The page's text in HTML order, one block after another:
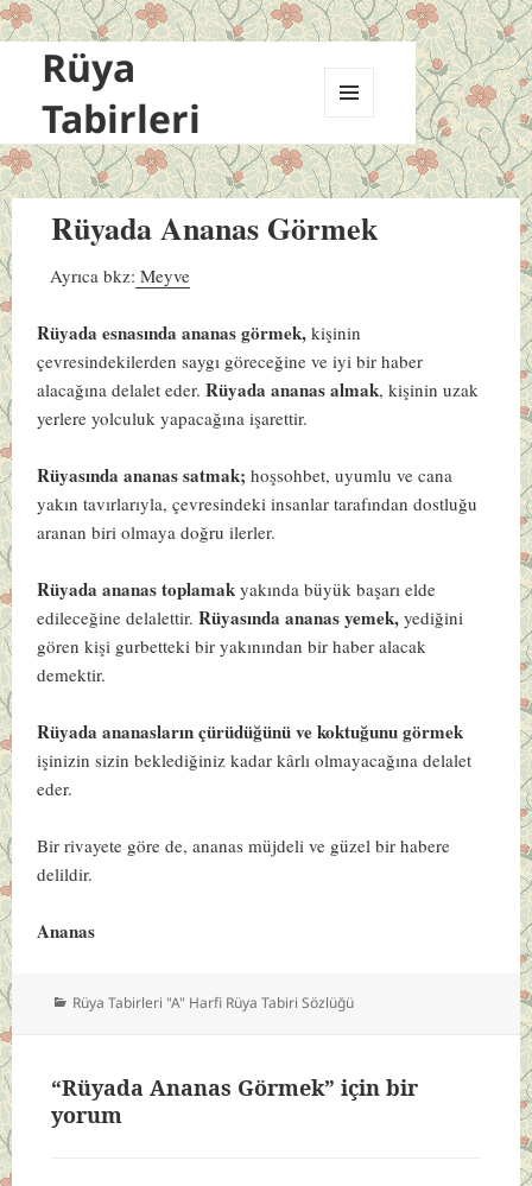
Rüya
Tabirleri
VE
BILEŞENLER
Rüyada Ananas Görmek
Ayrıca bkz: Meyve
Rüyada esnasında ananas görmek, kişinin
çevresindekilerden saygı göreceğine ve iyi bir haber
alacağına delalet eder.Rüyada ananas almak, kişinin uzak
yerlere yolculuk yapacağına işarettir.
Rüyasında ananas satmak;hoşsohbet, uyumlu ve cana
yakın tavırlarıyla, çevresindeki insanlar tarafından dostluğu
aranan biri olmaya doğru ilerler.
Rüyada ananas toplamakyakında büyük başarı elde
edileceğine delalettir.Rüyasında ananas yemek, yediğini
gören kişi gurbetteki bir yakınından bir haber alacak
demektir.
Rüyada ananasların çürüdüğünü ve koktuğunu görmek
işinizin sizin beklediğiniz kadar kârlı olmayacağına delalet
eder.
Bir rivayete göre de, ananas müjdeli ve güzel bir habere
delildir.
Ananas
Kategoriler
Rüya Tabirleri "A" Harfi Rüya Tabiri Sözlüğü
“Rüyada Ananas Görmek” için bir
yorum